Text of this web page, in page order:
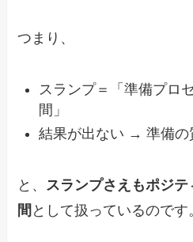
つまり、
スランプ＝「準備プロ
間」
結果が出ない → 準備の
と、 スランプさえもポジ
間 として扱っているのです